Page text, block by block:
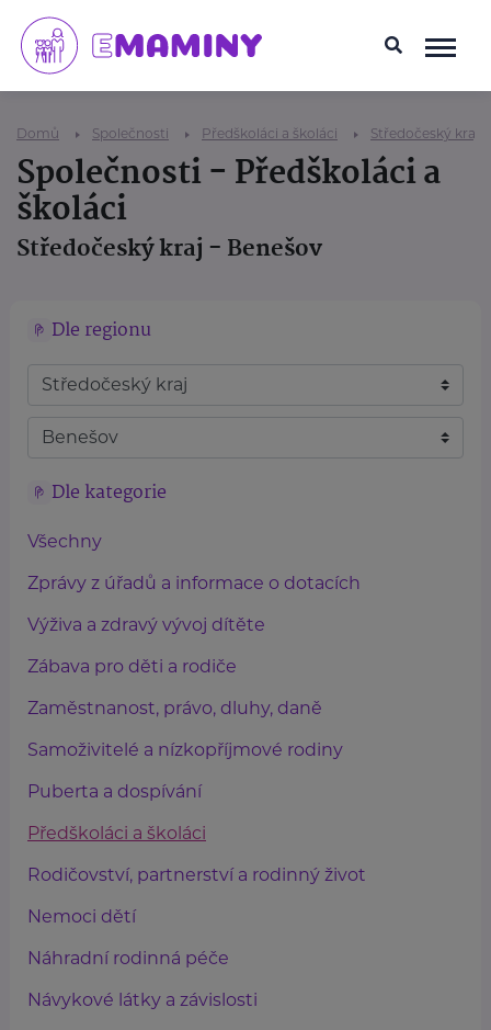
Domů Společnosti Předškoláci a školáci Středočeský kraj
Společnosti - Předškoláci a
školáci
Středočeský kraj - Benešov
Dle regionu
Dle kategorie
Všechny
Zprávy z úřadů a informace o dotacích
Výživa a zdravý vývoj dítěte
Zábava pro děti a rodiče
Zaměstnanost, právo, dluhy, daně
Samoživitelé a nízkopříjmové rodiny
Puberta a dospívání
Předškoláci a školáci
Rodičovství, partnerství a rodinný život
Nemoci dětí
Náhradní rodinná péče
Návykové látky a závislosti